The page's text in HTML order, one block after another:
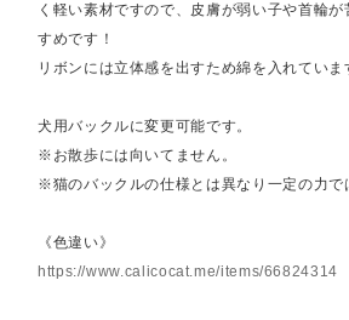
く軽い素材ですので、皮膚が弱い子や首輪
すめです！
リボンには立体感を出すため綿を入れていま
犬用バックルに変更可能です。
※お散歩には向いてません。
※猫のバックルの仕様とは異なり一定の力で
《色違い》
https://www.calicocat.me/items/66824314